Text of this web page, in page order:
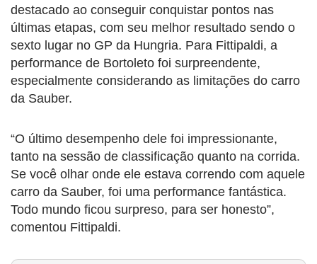
destacado ao conseguir conquistar pontos nas
últimas etapas, com seu melhor resultado sendo o
sexto lugar no GP da Hungria. Para Fittipaldi, a
performance de Bortoleto foi surpreendente,
especialmente considerando as limitações do carro
da Sauber.
“O último desempenho dele foi impressionante,
tanto na sessão de classificação quanto na corrida.
Se você olhar onde ele estava correndo com aquele
carro da Sauber, foi uma performance fantástica.
Todo mundo ficou surpreso, para ser honesto”,
comentou Fittipaldi.